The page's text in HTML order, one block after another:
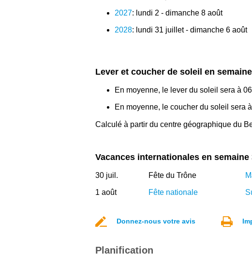
2027: lundi 2 - dimanche 8 août
2028: lundi 31 juillet - dimanche 6 août
Lever et coucher de soleil en
En moyenne, le lever du soleil sera à
En moyenne, le coucher du soleil sera
Calculé à partir du centre géographique du
Vacances internationales en semaine
30 juil. Fête du Trône
1 août Fête nationale
Donnez-nous votre avis
Planification